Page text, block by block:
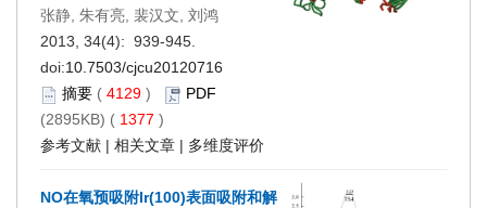
张静, 朱有亮, 裴汉文, 刘鸿
2013, 34(4): 939-945.
doi:10.7503/cjcu20120716
摘要 ( 4129 )
PDF
(2895KB) ( 1377 )
参考文献 | 相关文章 | 多维度评价
NO在氧预吸附Ir(100)表面吸附和解